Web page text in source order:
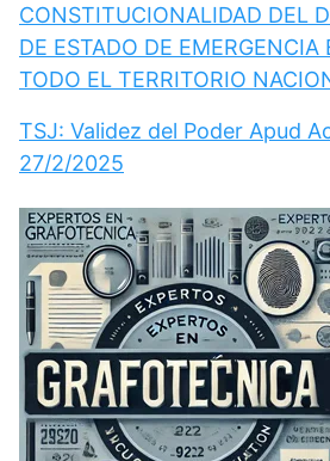
CONSTITUCIONALIDAD DEL
DE ESTADO DE
TODO EL TERRITORIO
TSJ: Validez del Poder Apud
27/2/2025